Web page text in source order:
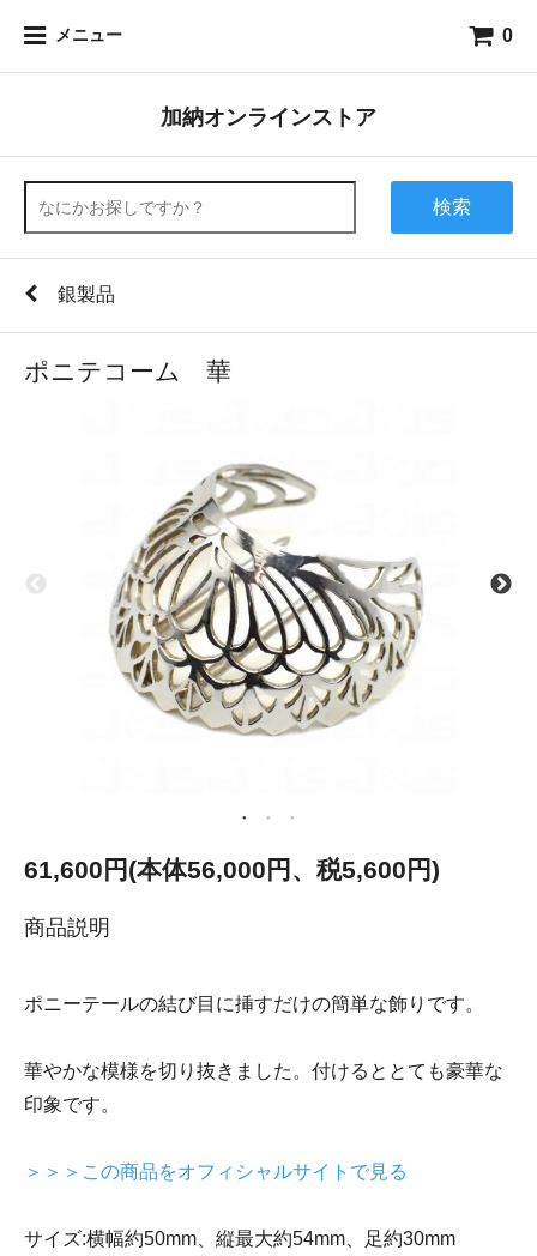
メニュー 0
加納オンラインストア
検索
銀製品
ポニテコーム 華
61,600円(本体56,000円、税5,600円)
商品説明
ポニーテールの結び目に挿すだけの簡単な飾りです。
華やかな模様を切り抜きました。付けるととても豪華な
印象です。
＞＞＞この商品をオフィシャルサイトで見る
サイズ:横幅約50mm、縦最大約54mm、足約30mm